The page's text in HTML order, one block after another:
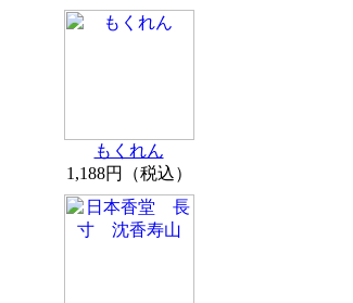
もくれん
1,188円（税込）